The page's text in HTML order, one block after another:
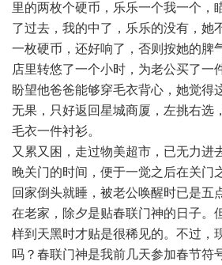
里的两枚个硬币，乐乐一个我一个，
了过去，我的中了，乐乐的没有，她
一枚硬币，还好响了，否则按她的脾
店里转悠了一个小时，为老公买了一
盼望他爸爸能够穿毛衣背心，她觉得
无果，只好返回星城商厦，左挑右选
毛衣一件衬衫。
又累又困，走过物美超市，已无力进
晚关门的时间，便于一觉之后在关门
回家倒头就睡，被老公唤醒时已是五
在老家，除夕是贴春联门神的日子。
样到天黑时才贴是很稀见的。不过，
吗？春联门神是我前几天参加春节符